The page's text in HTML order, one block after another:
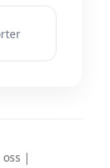
|